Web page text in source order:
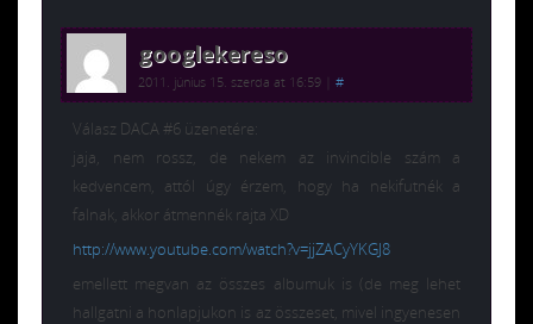
googlekereso
2011. június 15. szerda at 16:59 #
Válasz DACA #6 üzenetére:
jaja, nem rossz, de nekem az invincible szám a
kedvencem, attól úgy érzem, hogy ha nekifutnék a
falnak, akkor átmennék rajta XD
http://www.youtube.com/watch?v=jjZACyYKGJ8
emellett megvan az összes albumuk is (de meg lehet
hallgatni a honlapjukon is az összeset, mivel ingyenesen